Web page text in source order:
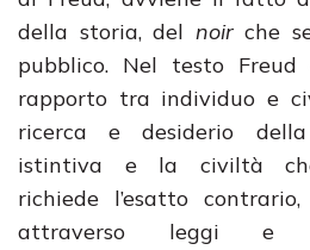
della storia, del noirche
pubblico. Nel testo
rapporto tra individuo e
ricerca e desiderio
istintiva e la civiltà che
richiede l’esatto
attraverso leggi e